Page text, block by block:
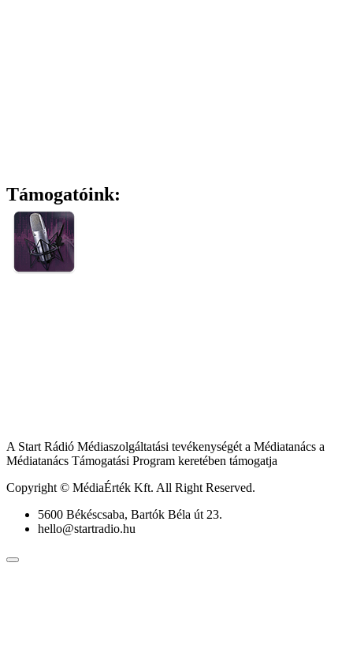
Támogatóink:
A Start Rádió Médiaszolgáltatási tevékenységét a Médiatanács a
Médiatanács Támogatási Program keretében támogatja
Copyright © MédiaÉrték Kft. All Right Reserved.
5600 Békéscsaba, Bartók Béla út 23.
hello@startradio.hu